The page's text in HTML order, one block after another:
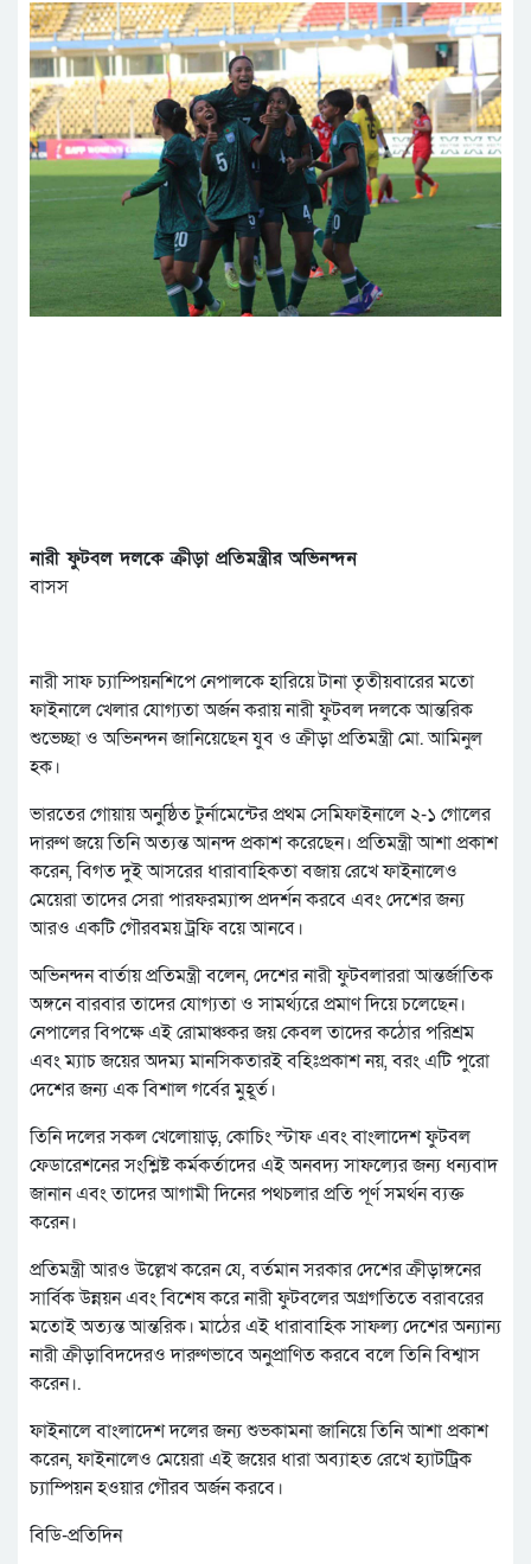
নারী ফুটবল দলকে ক্রীড়া প্রতিমন্ত্রীর অভিনন্দন
বাসস
নারী সাফ চ্যাম্পিয়নশিপে নেপালকে হারিয়ে টানা তৃতীয়বারের মতো
ফাইনালে খেলার যোগ্যতা অর্জন করায় নারী ফুটবল দলকে আন্তরিক
শুভেচ্ছা ও অভিনন্দন জানিয়েছেন যুব ও ক্রীড়া প্রতিমন্ত্রী মো. আমিনুল
হক।
ভারতের গোয়ায় অনুষ্ঠিত টুর্নামেন্টের প্রথম সেমিফাইনালে ২-১ গোলের
দারুণ জয়ে তিনি অত্যন্ত আনন্দ প্রকাশ করেছেন। প্রতিমন্ত্রী আশা প্রকাশ
করেন, বিগত দুই আসরের ধারাবাহিকতা বজায় রেখে ফাইনালেও
মেয়েরা তাদের সেরা পারফরম্যান্স প্রদর্শন করবে এবং দেশের জন্য
আরও একটি গৌরবময় ট্রফি বয়ে আনবে।
অভিনন্দন বার্তায় প্রতিমন্ত্রী বলেন, দেশের নারী ফুটবলাররা আন্তর্জাতিক
অঙ্গনে বারবার তাদের যোগ্যতা ও সামর্থ্যরে প্রমাণ দিয়ে চলেছেন।
নেপালের বিপক্ষে এই রোমাঞ্চকর জয় কেবল তাদের কঠোর পরিশ্রম
এবং ম্যাচ জয়ের অদম্য মানসিকতারই বহিঃপ্রকাশ নয়, বরং এটি পুরো
দেশের জন্য এক বিশাল গর্বের মুহূর্ত।
তিনি দলের সকল খেলোয়াড়, কোচিং স্টাফ এবং বাংলাদেশ ফুটবল
ফেডারেশনের সংশ্লিষ্ট কর্মকর্তাদের এই অনবদ্য সাফল্যের জন্য ধন্যবাদ
জানান এবং তাদের আগামী দিনের পথচলার প্রতি পূর্ণ সমর্থন ব্যক্ত
করেন।
প্রতিমন্ত্রী আরও উল্লেখ করেন যে, বর্তমান সরকার দেশের ক্রীড়াঙ্গনের
সার্বিক উন্নয়ন এবং বিশেষ করে নারী ফুটবলের অগ্রগতিতে বরাবরের
মতোই অত্যন্ত আন্তরিক। মাঠের এই ধারাবাহিক সাফল্য দেশের অন্যান্য
নারী ক্রীড়াবিদদেরও দারুণভাবে অনুপ্রাণিত করবে বলে তিনি বিশ্বাস
করেন।.
ফাইনালে বাংলাদেশ দলের জন্য শুভকামনা জানিয়ে তিনি আশা প্রকাশ
করেন, ফাইনালেও মেয়েরা এই জয়ের ধারা অব্যাহত রেখে হ্যাটট্রিক
চ্যাম্পিয়ন হওয়ার গৌরব অর্জন করবে।
বিডি-প্রতিদিন